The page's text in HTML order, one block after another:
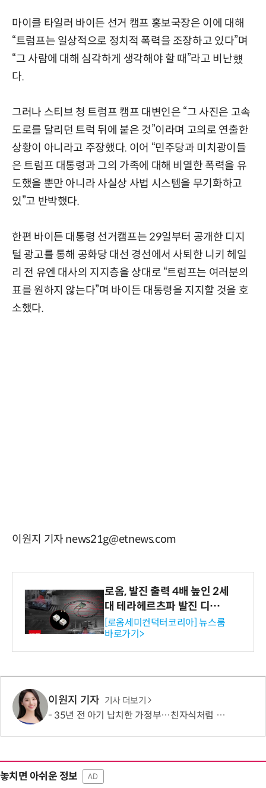
마이클 타일러 바이든 선거 캠프 홍보국장은 이에 대해
“트럼프는 일상적으로 정치적 폭력을 조장하고 있다”며
“그 사람에 대해 심각하게 생각해야 할 때”라고 비난헀
다.
그러나 스티브 청 트럼프 캠프 대변인은 “그 사진은 고속
도로를 달리던 트럭 뒤에 붙은 것”이라며 고의로 연출한
상황이 아니라고 주장했다. 이어 “민주당과 미치광이들
은 트럼프 대통령과 그의 가족에 대해 비열한 폭력을 유
도했을 뿐만 아니라 사실상 사법 시스템을 무기화하고
있”고 반박했다.
한편 바이든 대통령 선거캠프는 29일부터 공개한 디지
털 광고를 통해 공화당 대선 경선에서 사퇴한 니키 헤일
리 전 유엔 대사의 지지층을 상대로 “트럼프는 여러분의
표를 원하지 않는다”며 바이든 대통령을 지지할 것을 호
소했다.
이원지 기자 news21g@etnews.com
로옴, 발진 출력 4배 높인 2세
대 테라헤르츠파 발진 디바이
스 개발
[로옴세미컨덕터코리아] 뉴스룸
바로가기>
이원지 기자 기사 더보기
35년 전 아기 납치한 가정부…친자식처럼 키워서? '징역 3년' 논란
놓치면 아쉬운 정보 AD